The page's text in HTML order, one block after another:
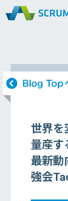
世界を
量産す
最新動
強会